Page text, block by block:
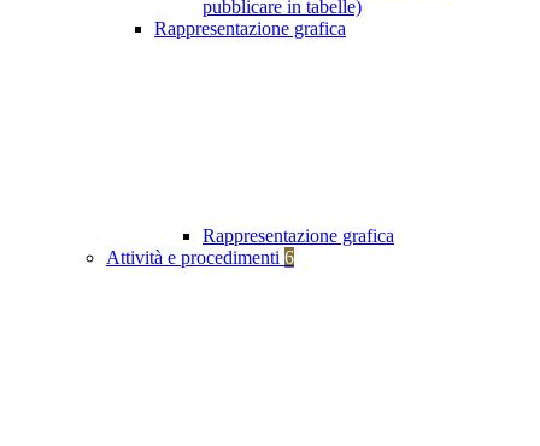
pubblicare in tabelle)
Rappresentazione grafica
Rappresentazione grafica
Attività e procedimenti 6